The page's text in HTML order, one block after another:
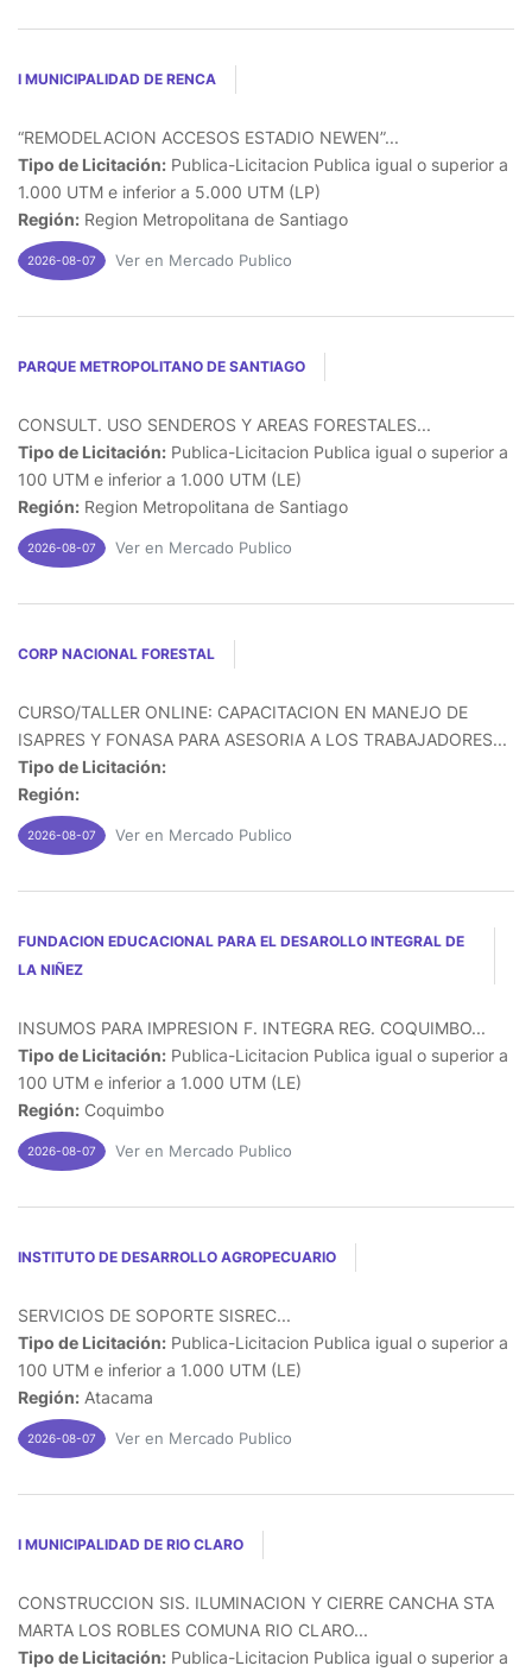
I MUNICIPALIDAD DE RENCA
“REMODELACION ACCESOS ESTADIO NEWEN”...
Tipo de Licitación: Publica-Licitacion Publica igual o superior a
1.000 UTM e inferior a 5.000 UTM (LP)
Región: Region Metropolitana de Santiago
2026-08-07 Ver en Mercado Publico
PARQUE METROPOLITANO DE SANTIAGO
CONSULT. USO SENDEROS Y AREAS FORESTALES...
Tipo de Licitación: Publica-Licitacion Publica igual o superior a
100 UTM e inferior a 1.000 UTM (LE)
Región: Region Metropolitana de Santiago
2026-08-07 Ver en Mercado Publico
CORP NACIONAL FORESTAL
CURSO/TALLER ONLINE: CAPACITACION EN MANEJO DE
ISAPRES Y FONASA PARA ASESORIA A LOS TRABAJADORES...
Tipo de Licitación:
Región:
2026-08-07 Ver en Mercado Publico
FUNDACION EDUCACIONAL PARA EL DESAROLLO INTEGRAL DE
LA NIÑEZ
INSUMOS PARA IMPRESION F. INTEGRA REG. COQUIMBO...
Tipo de Licitación: Publica-Licitacion Publica igual o superior a
100 UTM e inferior a 1.000 UTM (LE)
Región: Coquimbo
2026-08-07 Ver en Mercado Publico
INSTITUTO DE DESARROLLO AGROPECUARIO
SERVICIOS DE SOPORTE SISREC...
Tipo de Licitación: Publica-Licitacion Publica igual o superior a
100 UTM e inferior a 1.000 UTM (LE)
Región: Atacama
2026-08-07 Ver en Mercado Publico
I MUNICIPALIDAD DE RIO CLARO
CONSTRUCCION SIS. ILUMINACION Y CIERRE CANCHA STA
MARTA LOS ROBLES COMUNA RIO CLARO...
Tipo de Licitación: Publica-Licitacion Publica igual o superior a